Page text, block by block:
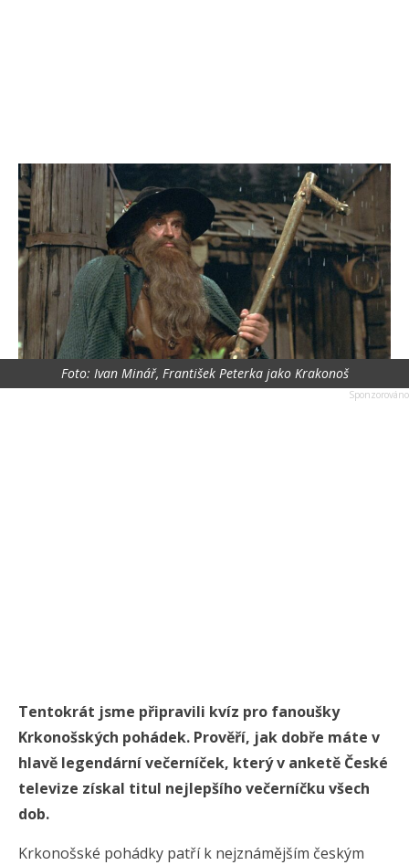
Foto: Ivan Minář, František Peterka jako Krakonoš
Tentokrát jsme připravili kvíz pro fanoušky
Krkonošských pohádek. Prověří, jak dobře máte v
hlavě legendární večerníček, který v anketě České
televize získal titul nejlepšího večerníčku všech
dob.
Krkonošské pohádky patří k nejznámějším českým